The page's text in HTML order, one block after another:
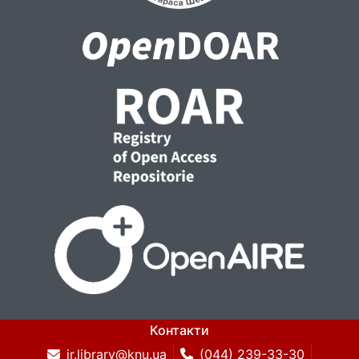
Контакти
ir.library@knu.ua
(044) 239-33-30